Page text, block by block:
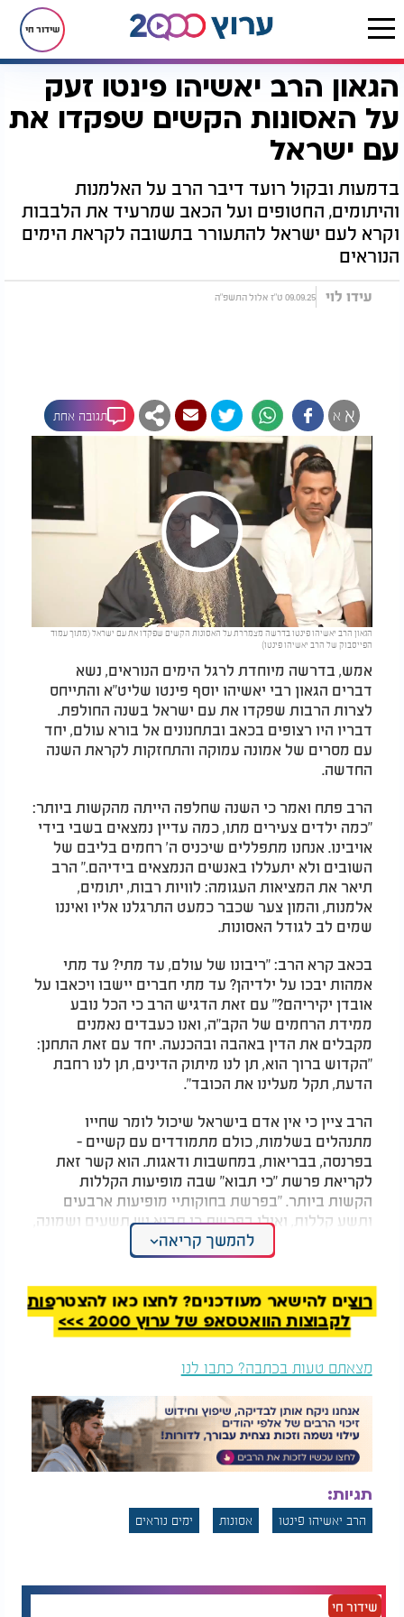
שידור חי
דף הבית יהדות הגאון הרב יאשיהו פינטו זעק על האסונות הקשים שפקדו את עם ישראל
הגאון הרב יאשיהו פינטו זעק
על האסונות הקשים שפקדו את
עם ישראל
בדמעות ובקול רועד דיבר הרב על האלמנות
והיתומים, החטופים ועל הכאב שמרעיד את הלבבות
וקרא לעם ישראל להתעורר בתשובה לקראת הימים
הנוראים
עידו לוי 09.09.25 ט"ז אלול התשפ"ה
א א תגובה אחת
Play
Video
הגאון הרב יאשיהו פינטו בדרשה מצמררת על האסונות הקשים שפקדו את עם ישראל (מתוך עמוד
הפייסבוק של הרב יאשיהו פינטו)
אמש, בדרשה מיוחדת לרגל הימים הנוראים, נשא
דברים הגאון רבי יאשיהו יוסף פינטו שליט"א והתייחס
לצרות הרבות שפקדו את עם ישראל בשנה החולפת.
דבריו היו רצופים בכאב ובתחנונים אל בורא עולם, יחד
עם מסרים של אמונה עמוקה והתחזקות לקראת השנה
החדשה.
הרב פתח ואמר כי השנה שחלפה הייתה מהקשות ביותר:
"כמה ילדים צעירים מתו, כמה עדיין נמצאים בשבי בידי
אויבינו. אנחנו מתפללים שיכניס ה' רחמים בליבם של
השובים ולא יתעללו באנשים הנמצאים בידיהם." הרב
תיאר את המציאות העגומה: לוויות רבות, יתומים,
אלמנות, והמון צער שכבר כמעט התרגלנו אליו ואיננו
שמים לב לגודל האסונות.
בכאב קרא הרב: "ריבונו של עולם, עד מתי? עד מתי
אמהות יבכו על ילדיהן? עד מתי חברים יישבו ויכאבו על
אובדן יקיריהם?" עם זאת הדגיש הרב כי הכל נובע
ממידת הרחמים של הקב"ה, ואנו כעבדים נאמנים
מקבלים את הדין באהבה ובהכנעה. יחד עם זאת התחנן:
"הקדוש ברוך הוא, תן לנו מיתוק הדינים, תן לנו רחבת
הדעת, תקל מעלינו את הכובד."
הרב ציין כי אין אדם בישראל שיכול לומר שחייו
מתנהלים בשלמות, כולם מתמודדים עם קשיים -
בפרנסה, בבריאות, במחשבות ודאגות. הוא קשר זאת
לקריאת פרשת "כי תבוא" שבה מופיעות הקללות
הקשות ביותר. "בפרשת בחוקותיי מופיעות ארבעים
ותשע קללות, ואילו בפרשת כי תבוא יש תשעים ושמונה,
כפול ומכופל," אמר. "משה רבנו בסוף ימיו כתב אותן כדי
להזהיר את עם ישראל."
המלצות נוספות
האם כל טראומה חייבת
להותיר צלקת?
"זה אפשרי": משנתו של
הרב יצחק פנגר על
הצלחה והתמדה
הרב הסביר את טעמן של הקללות: "עזרא הסופר תיקן
שנקרא פרשת כי תבוא לפני ראש השנהכדי לומר תכלה
חדשה תיפתח בברכות."
להמשך קריאה
רוצים להישאר מעודכנים? לחצו כאן להצטרפות
לקבוצות הוואטסאפ של ערוץ 2000 >>>
מצאתם טעות בכתבה? כתבו לנו
תגיות:
הרב יאשיהו פינטו אסונות ימים נוראים
שידור חי